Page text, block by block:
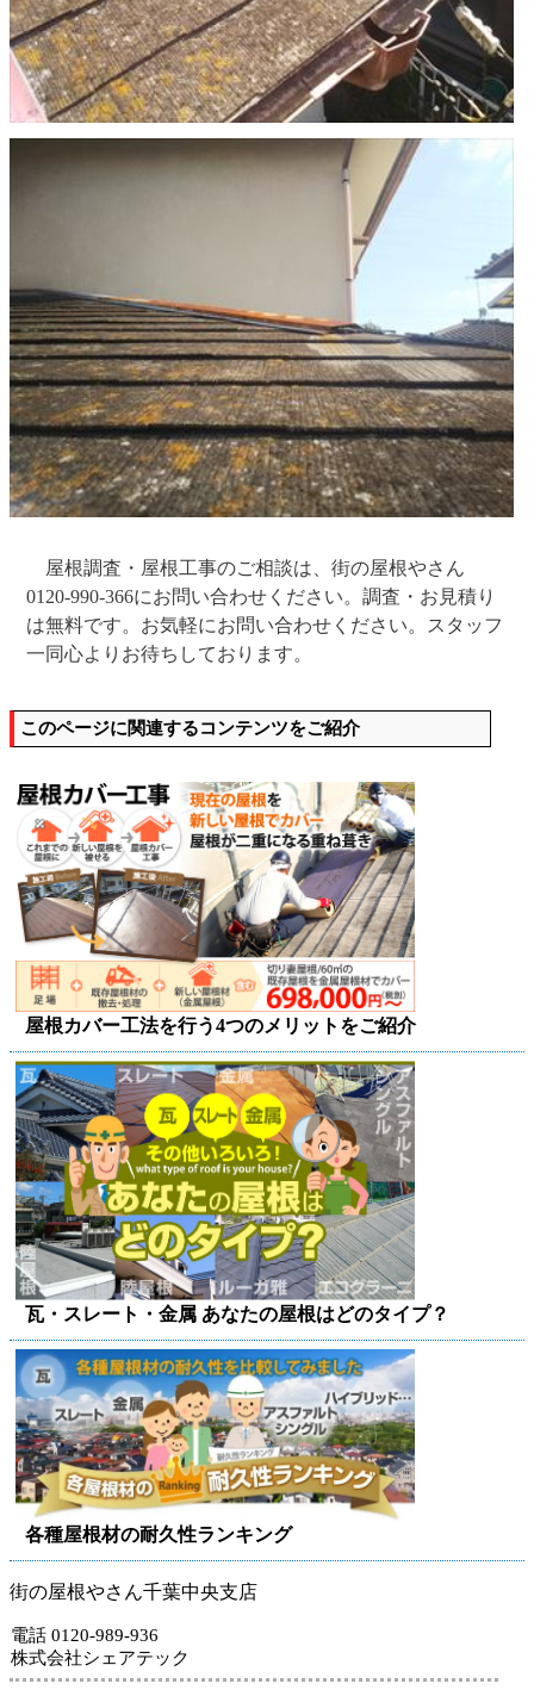
屋根調査・屋根工事のご相談は、街の屋根やさん
0120-990-366にお問い合わせください。調査・お見積り
は無料です。お気軽にお問い合わせください。スタッフ
一同心よりお待ちしております。
このページに関連するコンテンツをご紹介
屋根カバー工法を行う4つのメリットをご紹介
瓦・スレート・金属 あなたの屋根はどのタイプ？
各種屋根材の耐久性ランキング
街の屋根やさん千葉中央支店
電話 0120-989-936
株式会社シェアテック